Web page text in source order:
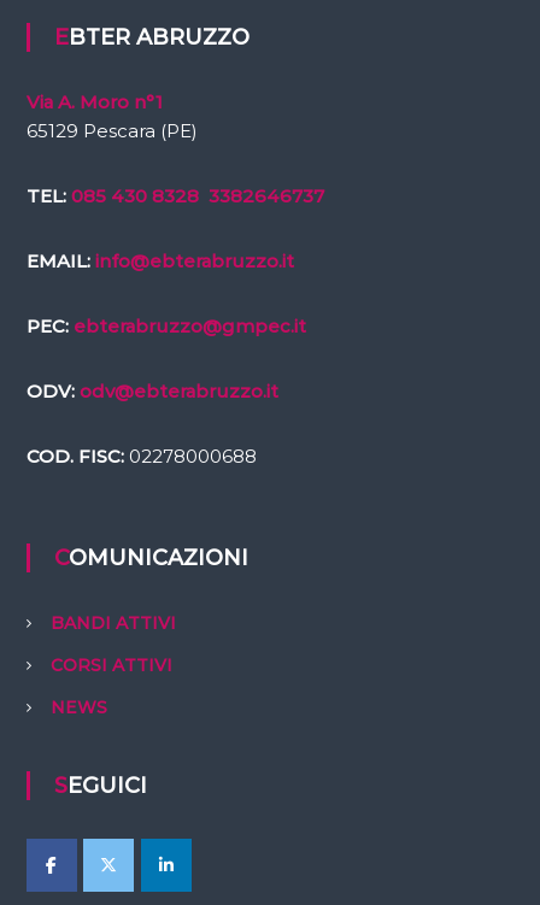
EBTER ABRUZZO
Via A. Moro n°1
65129 Pescara (PE)
TEL: 085 430 8328 3382646737
EMAIL: info@ebterabruzzo.it
PEC: ebterabruzzo@gmpec.it
ODV: odv@ebterabruzzo.it
COD. FISC:02278000688
COMUNICAZIONI
BANDI ATTIVI
CORSI ATTIVI
NEWS
SEGUICI